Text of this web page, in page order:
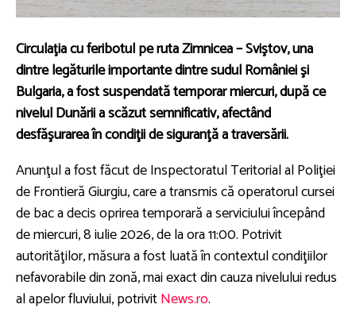
Circulaţia cu feribotul pe ruta Zimnicea – Sviştov, una
dintre legăturile importante dintre sudul României şi
Bulgaria, a fost suspendată temporar miercuri, după ce
nivelul Dunării a scăzut semnificativ, afectând
desfăşurarea în condiţii de siguranţă a traversării.
Anunţul a fost făcut de Inspectoratul Teritorial al Poliţiei
de Frontieră Giurgiu, care a transmis că operatorul cursei
de bac a decis oprirea temporară a serviciului începând
de miercuri, 8 iulie 2026, de la ora 11:00. Potrivit
autorităţilor, măsura a fost luată în contextul condiţiilor
nefavorabile din zonă, mai exact din cauza nivelului redus
al apelor fluviului, potrivitNews.ro.